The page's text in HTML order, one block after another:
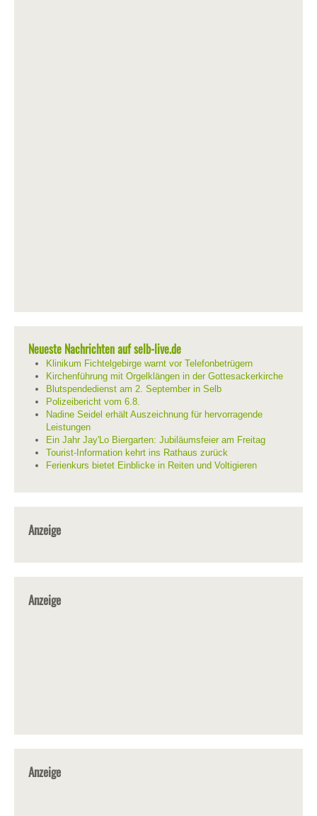
Neueste Nachrichten auf selb-live.de
Klinikum Fichtelgebirge warnt vor Telefonbetrügern
Kirchenführung mit Orgelklängen in der Gottesackerkirche
Blutspendedienst am 2. September in Selb
Polizeibericht vom 6.8.
Nadine Seidel erhält Auszeichnung für hervorragende
Leistungen
Ein Jahr Jay'Lo Biergarten: Jubiläumsfeier am Freitag
Tourist-Information kehrt ins Rathaus zurück
Ferienkurs bietet Einblicke in Reiten und Voltigieren
Anzeige
Anzeige
Anzeige